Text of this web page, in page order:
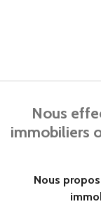
Nous
immobiliers
Nous